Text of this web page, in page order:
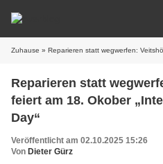
Zuhause » Reparieren statt wegwerfen: Veitshöchheim
Reparieren statt
feiert am 18. Okober
Day“
Veröffentlicht am 02.10.2025 15:26
Von Dieter Gürz